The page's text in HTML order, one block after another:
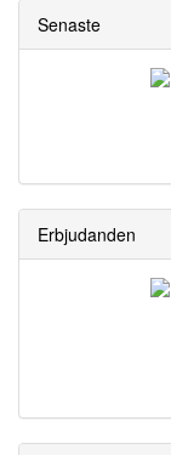
Senaste
Erbjudanden